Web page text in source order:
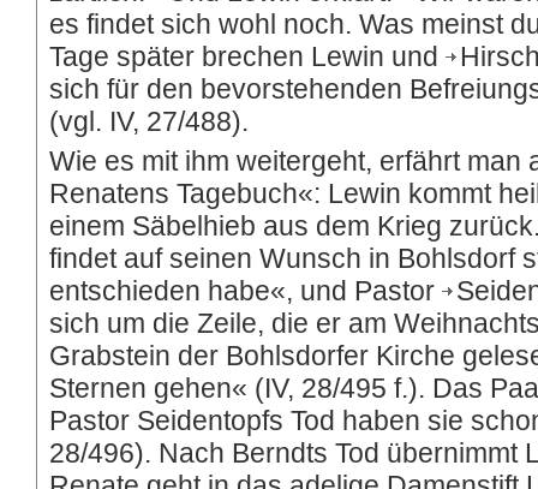
es findet sich wohl noch. Was meinst
Tage später brechen Lewin und
sich für den bevorstehenden
(vgl. IV, 27/488).
Wie es mit ihm weitergeht, erfährt man
Renatens Tagebuch«: Lewin kommt
einem Säbelhieb aus dem Krieg
findet auf seinen Wunsch in Bohlsdorf
entschieden habe«, und Pastor
sich um die Zeile, die er am
Grabstein der Bohlsdorfer Kirche
Sternen gehen« (IV, 28/495 f.). Das
Pastor Seidentopfs Tod haben sie
28/496). Nach Berndts Tod übernimmt